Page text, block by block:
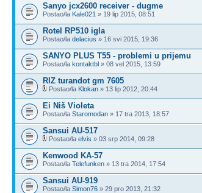
Sanyo jcx2600 receiver - dugme
Postao/la Kale021 » 19 lip 2015, 08:51
Rotel RP510 igla
Postao/la delacius » 16 svi 2015, 19:36
SANYO PLUS T55 - problemi u prijemu
Postao/la kontaktbl » 08 vel 2015, 13:59
RIZ turandot gm 7605
Postao/la Klokan » 13 lip 2012, 20:44
Ei Niš Violeta
Postao/la Staromodan » 17 tra 2013, 18:57
Sansui AU-517
Postao/la elvis » 03 srp 2014, 09:28
Kenwood KA-57
Postao/la Telefunken » 13 tra 2014, 17:54
Sansui AU-919
Postao/la Simon76 » 29 pro 2013, 21:32